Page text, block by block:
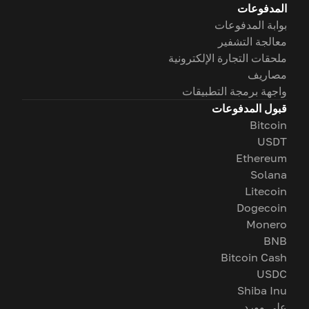
المدفوعات
بوابة المدفوعات
معالجة التشفير
ملحقات التجارة الإلكترونية
مصاريف
واجهة برمجة التطبيقات
قبول المدفوعات
Bitcoin
USDT
Ethereum
Solana
Litecoin
Dogecoin
Monero
BNB
Bitcoin Cash
USDC
Shiba Inu